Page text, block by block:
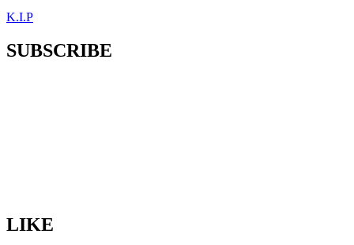
K.I.P
SUBSCRIBE
LIKE